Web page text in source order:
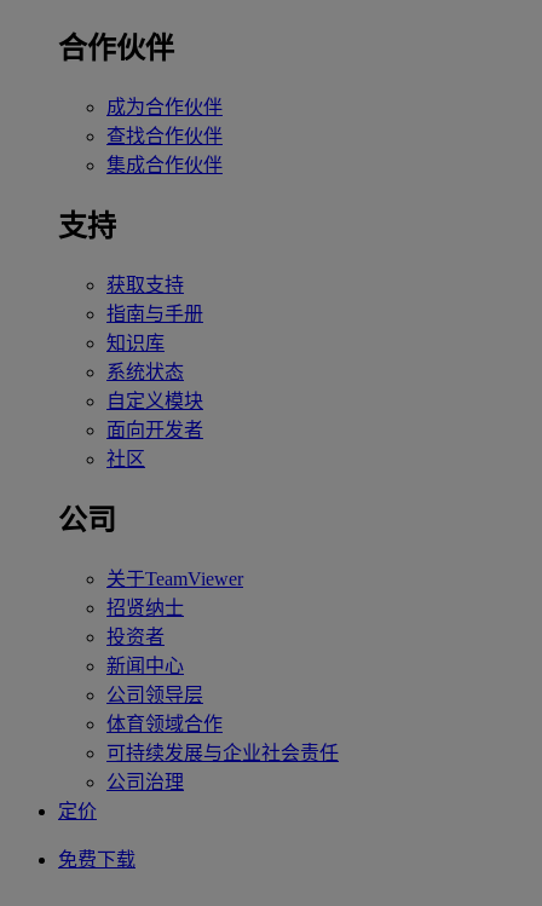
合作伙伴
成为合作伙伴
查找合作伙伴
集成合作伙伴
支持
获取支持
指南与手册
知识库
系统状态
自定义模块
面向开发者
社区
公司
关于TeamViewer
招贤纳士
投资者
新闻中心
公司领导层
体育领域合作
可持续发展与企业社会责任
公司治理
定价
免费下载